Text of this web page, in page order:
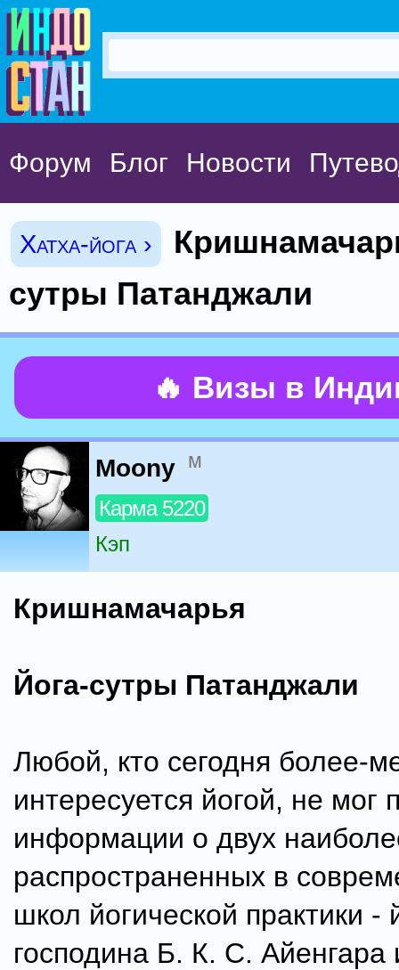
Форум Блог Новости
Хатха-йога ›
сутры Патанджали
🔥 Визы в
Moony м
Карма 5220
Кэп
Кришнамачарья
Йога-сутры Патанджали
Любой, кто сегодня более-
интересуется йогой, не мог
информации о двух
распространенных в
школ йогической практики -
господина Б. К. С. Айенгара